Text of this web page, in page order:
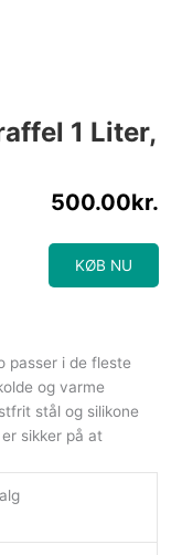
1 Liter,
500.00kr.
KØB NU
passer i de fleste
og varme
stål og silikone
sikker på at